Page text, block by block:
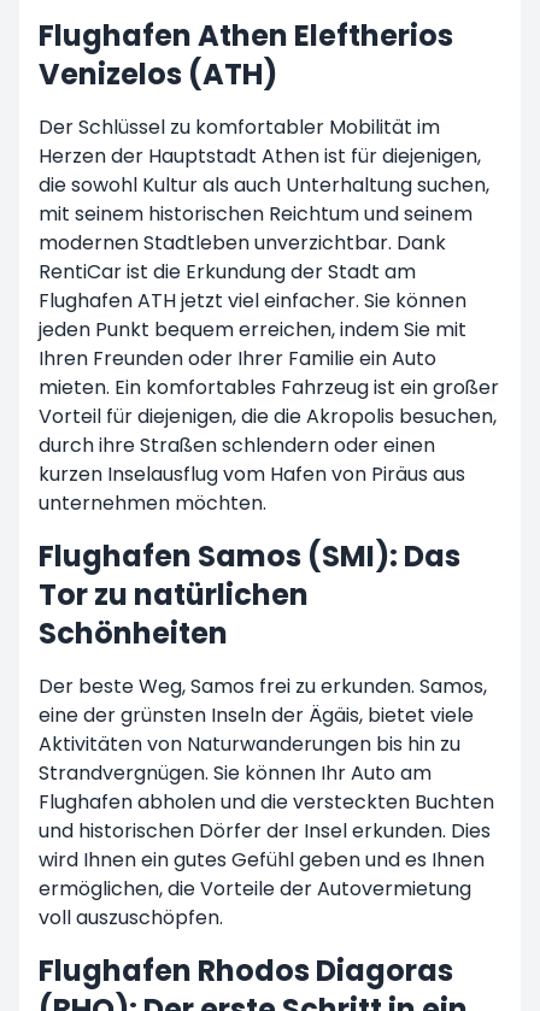
Flughafen Athen Eleftherios
Venizelos (ATH)
Der Schlüssel zu komfortabler Mobilität im
Herzen der Hauptstadt Athen ist für diejenigen,
die sowohl Kultur als auch Unterhaltung suchen,
mit seinem historischen Reichtum und seinem
modernen Stadtleben unverzichtbar. Dank
RentiCar ist die Erkundung der Stadt am
Flughafen ATH jetzt viel einfacher. Sie können
jeden Punkt bequem erreichen, indem Sie mit
Ihren Freunden oder Ihrer Familie ein Auto
mieten. Ein komfortables Fahrzeug ist ein großer
Vorteil für diejenigen, die die Akropolis besuchen,
durch ihre Straßen schlendern oder einen
kurzen Inselausflug vom Hafen von Piräus aus
unternehmen möchten.
Flughafen Samos (SMI): Das
Tor zu natürlichen
Schönheiten
Der beste Weg, Samos frei zu erkunden. Samos,
eine der grünsten Inseln der Ägäis, bietet viele
Aktivitäten von Naturwanderungen bis hin zu
Strandvergnügen. Sie können Ihr Auto am
Flughafen abholen und die versteckten Buchten
und historischen Dörfer der Insel erkunden. Dies
wird Ihnen ein gutes Gefühl geben und es Ihnen
ermöglichen, die Vorteile der Autovermietung
voll auszuschöpfen.
Flughafen Rhodos Diagoras